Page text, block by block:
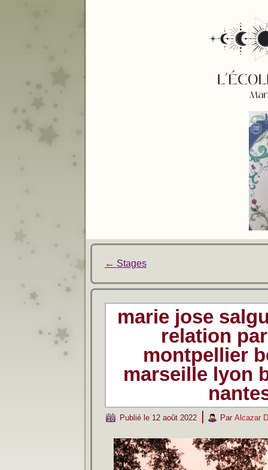
← Stages
marie jose
relation
montpellier
marseille lyon
Publié le 12 août 2022 | Par Alcazar